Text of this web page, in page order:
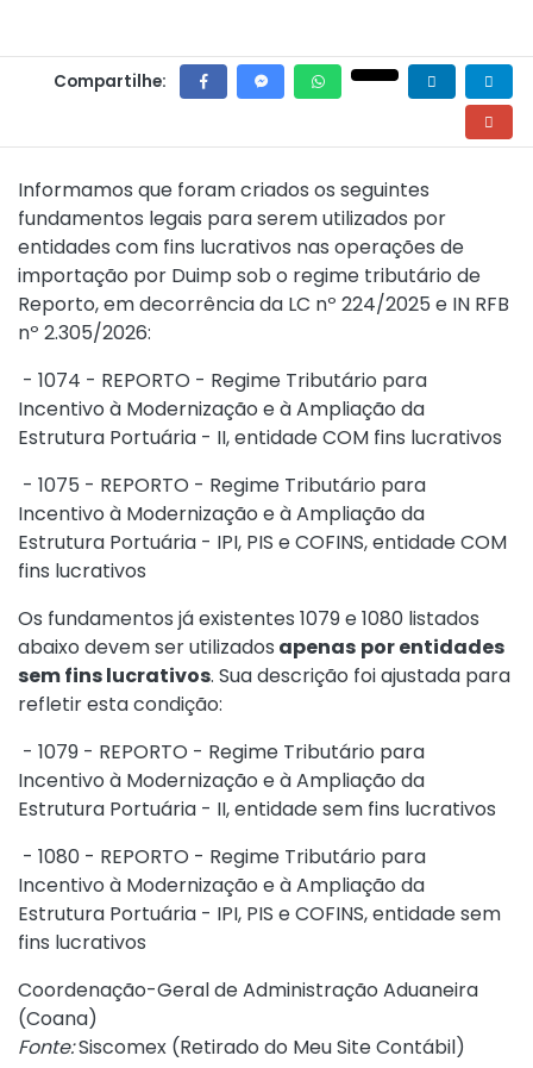
Compartilhe:
Informamos que foram criados os seguintes
fundamentos legais para serem utilizados por
entidades com fins lucrativos nas operações de
importação por Duimp sob o regime tributário de
Reporto, em decorrência da LC nº 224/2025 e IN RFB
nº 2.305/2026:
- 1074 - REPORTO - Regime Tributário para
Incentivo à Modernização e à Ampliação da
Estrutura Portuária - II, entidade COM fins lucrativos
- 1075 - REPORTO - Regime Tributário para
Incentivo à Modernização e à Ampliação da
Estrutura Portuária - IPI, PIS e COFINS, entidade COM
fins lucrativos
Os fundamentos já existentes 1079 e 1080 listados
abaixo devem ser utilizados apenas por entidades
sem fins lucrativos. Sua descrição foi ajustada para
refletir esta condição:
- 1079 - REPORTO - Regime Tributário para
Incentivo à Modernização e à Ampliação da
Estrutura Portuária - II, entidade sem fins lucrativos
- 1080 - REPORTO - Regime Tributário para
Incentivo à Modernização e à Ampliação da
Estrutura Portuária - IPI, PIS e COFINS, entidade sem
fins lucrativos
Coordenação-Geral de Administração Aduaneira
(Coana)
Fonte:Siscomex (Retirado do Meu Site Contábil)